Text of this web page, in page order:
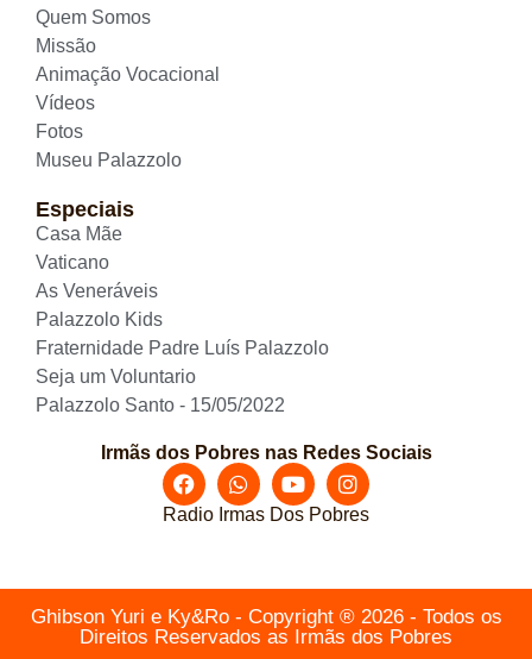
Quem Somos
Missão
Animação Vocacional
Vídeos
Fotos
Museu Palazzolo
Especiais
Casa Mãe
Vaticano
As Veneráveis
Palazzolo Kids
Fraternidade Padre Luís Palazzolo
Seja um Voluntario
Palazzolo Santo - 15/05/2022
Irmãs dos Pobres nas Redes Sociais
Radio Irmas Dos Pobres
Ghibson Yuri e Ky&Ro - Copyright ® 2026 - Todos os
Direitos Reservados as Irmãs dos Pobres